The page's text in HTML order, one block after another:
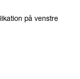
på venstre